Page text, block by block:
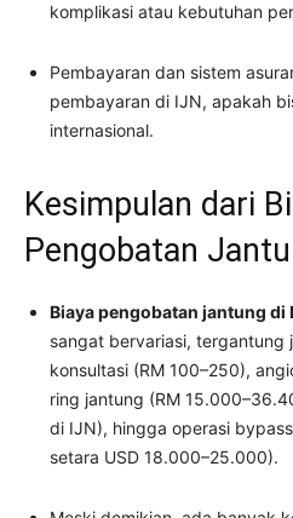
komplikasi atau kebutuhan
Pembayaran dan sistem
pembayaran di IJN, apakah
internasional.
Kesimpulan dari
Pengobatan
Biaya pengobatan jantung
sangat bervariasi, tergantung
konsultasi (RM 100–250),
ring jantung (RM
di IJN), hingga operasi
setara USD 18.000–25.000).